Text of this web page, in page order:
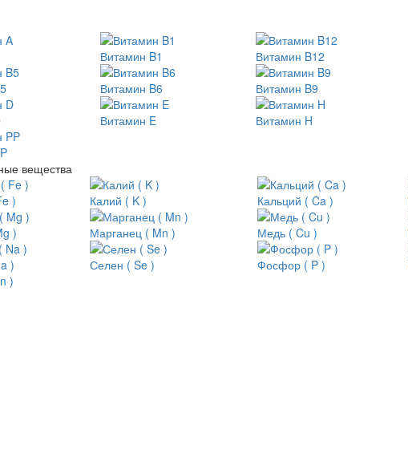
Витамин B1 Витамин B12
Витамин B6 Витамин B9
Витамин E Витамин H
вещества
)
Калий ( K ) Кальций ( Ca )
)
Марганец ( Mn ) Медь ( Cu )
)
Селен ( Se ) Фосфор ( P )